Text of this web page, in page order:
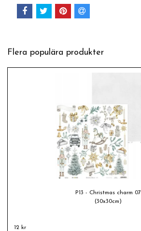
Flera populära produkter
P13 - Christmas charm 07
(30x30cm)
12 kr